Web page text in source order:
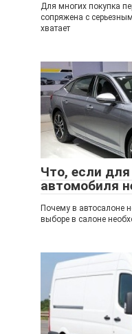
Для многих покупка
сопряжена с
хватает
Что, если
автомобиля
Почему в автосалоне
выборе в салоне